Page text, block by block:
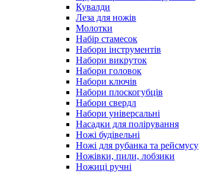
Кувалди
Леза для ножів
Молотки
Набір стамесок
Набори інструментів
Набори викруток
Набори головок
Набори ключів
Набори плоскогубців
Набори свердл
Набори універсальні
Насадки для полірування
Ножі будівельні
Ножі для рубанка та рейсмусу
Ножівки, пили, лобзики
Ножиці ручні